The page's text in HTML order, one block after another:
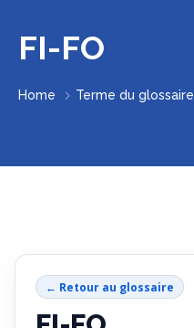
FI-FO
Home Terme du glossaire
← Retour au glossaire